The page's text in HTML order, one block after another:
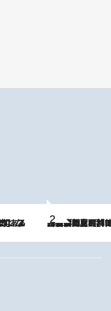
2026.8.8
「最後に見られてよかった」上野動物園の東園パンダ舎が解体前に特別公開。8月16日まで延長されたパネル展と共に辿る“半世紀”のパンダ飼育《解体工事の図面あり》